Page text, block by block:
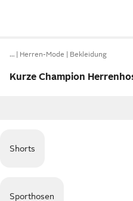
… Herren-Mode Bekleidung
Kurze Champion
Shorts
Sporthosen